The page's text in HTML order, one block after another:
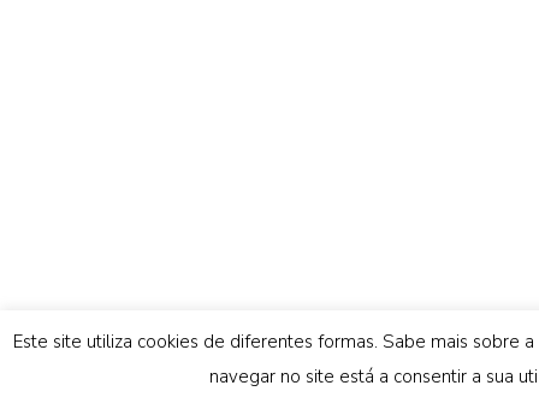
Este site utiliza cookies de diferentes formas. Sabe mais sobre
navegar no site está a consentir a sua